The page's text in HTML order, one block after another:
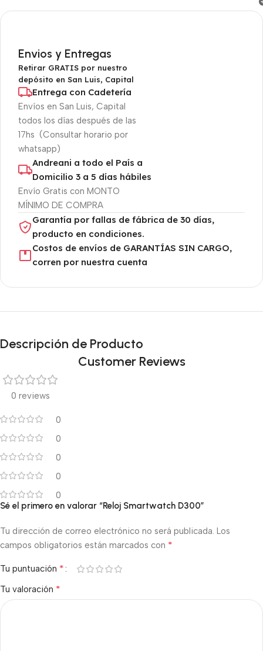
Envios y Entregas
Retirar GRATIS por nuestro
depósito en San Luis, Capital
Entrega con Cadetería
Envíos en San Luis, Capital
todos los días después de las
17hs (Consultar horario por
whatsapp)
Andreani a todo el País a
Domicilio 3 a 5 días hábiles
Envío Gratis con MONTO
MÍNIMO DE COMPRA
Garantía por fallas de fábrica de 30 días,
producto en condiciones.
Costos de envíos de GARANTÍAS SIN CARGO,
corren por nuestra cuenta
Descripción de Producto
Customer Reviews
0 reviews
0
0
0
0
0
Sé el primero en valorar “Reloj Smartwatch D300”
Tu dirección de correo electrónico no será publicada. Los
campos obligatorios están marcados con *
Tu puntuación *
Tu valoración *